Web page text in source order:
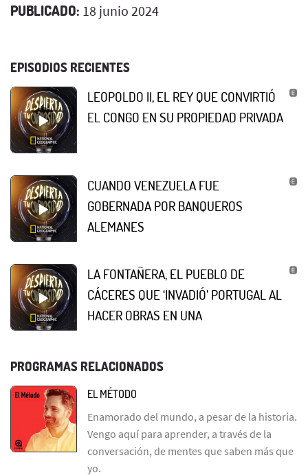
PUBLICADO: 18 junio 2024
EPISODIOS RECIENTES
LEOPOLDO II, EL REY QUE CONVIRTIÓ
EL CONGO EN SU PROPIEDAD PRIVADA
CUANDO VENEZUELA FUE
GOBERNADA POR BANQUEROS
ALEMANES
LA FONTAÑERA, EL PUEBLO DE
CÁCERES QUE ‘INVADIÓ’ PORTUGAL AL
HACER OBRAS EN UNA
PROGRAMAS RELACIONADOS
EL MÉTODO
Enamorado del mundo, a pesar de la historia.
Vengo aquí para aprender, a través de la
conversación, de mentes que saben más que
yo.